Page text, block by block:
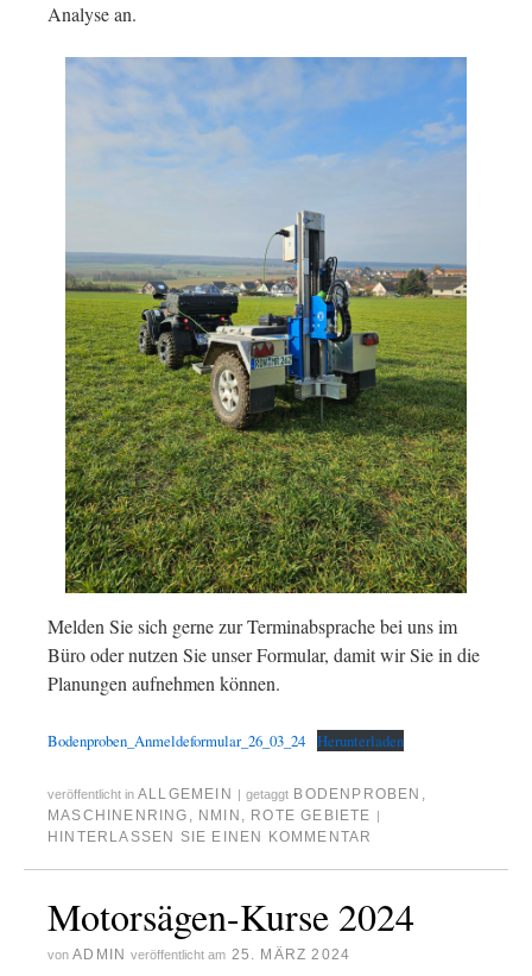
Analyse an.
Melden Sie sich gerne zur Terminabsprache bei uns im
Büro oder nutzen Sie unser Formular, damit wir Sie in die
Planungen aufnehmen können.
Bodenproben_Anmeldeformular_26_03_24 Herunterladen
veröffentlicht in ALLGEMEIN getaggt BODENPROBEN ,
MASCHINENRING , NMIN , ROTE GEBIETE
HINTERLASSEN SIE EINEN KOMMENTAR
Motorsägen-Kurse 2024
von ADMIN veröffentlicht am 25. MÄRZ 2024